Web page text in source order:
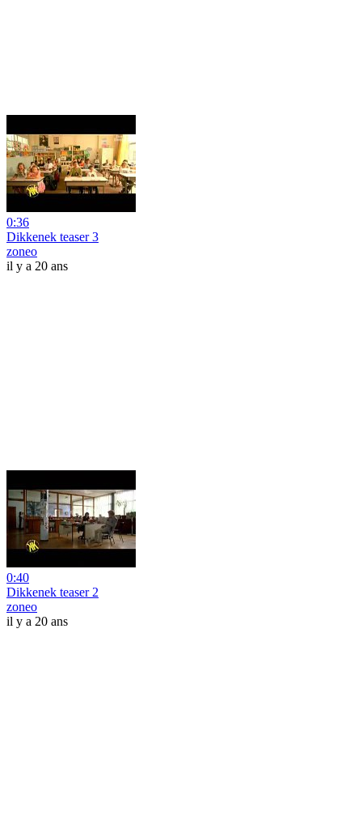
0:36
Dikkenek teaser 3
zoneo
il y a 20 ans
0:40
Dikkenek teaser 2
zoneo
il y a 20 ans